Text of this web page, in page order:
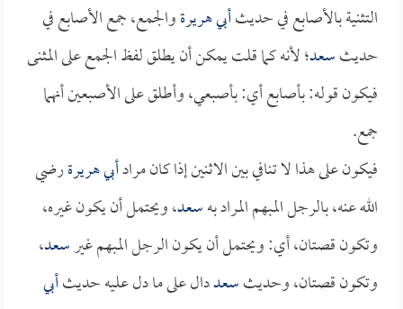
التثنية بالأصابع في حديثأبي هريرةوالجمع، جمع الأصابع في
حديثسعد؛ لأنه كما قلت يمكن أن يطلق لفظ الجمع على المثنى
فيكون قوله: بأصابع أي: بأصبعي، وأطلق على الأصبعين أنهما
جمع.
فيكون على هذا لا تنافي بين الاثنين إذا كان مرادأبي هريرةرضي
الله عنه، بالرجل المبهم المراد بهسعد، ويحتمل أن يكون غيره،
وتكون قصتان، أي: ويحتمل أن يكون الرجل المبهم غيرسعد،
وتكون قصتان، وحديثسعددال على ما دل عليه حديثأبي